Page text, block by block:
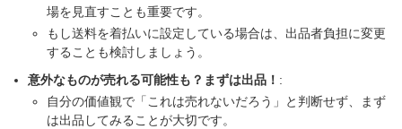
場を見直すことも重要です。
もし送料を着払いに設定している場合は、出品者負担に変更
することも検討しましょう。
意外なものが売れる可能性も？まずは出品！ :
自分の価値観で「これは売れないだろう」と判断せず、まず
は出品してみることが大切です。